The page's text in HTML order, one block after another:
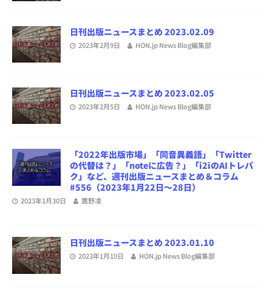
日刊出版ニュースまとめ 2023.02.09
2023年2月9日 HON.jp News Blog編集部
日刊出版ニュースまとめ 2023.02.05
2023年2月5日 HON.jp News Blog編集部
「2022年出版市場」「同音異義語」「Twitter
の代替は？」「noteに広告？」「i2iのAIトレパ
ク」など、週刊出版ニュースまとめ＆コラム
#556（2023年1月22日～28日）
2023年1月30日 鷹野凌
日刊出版ニュースまとめ 2023.01.10
2023年1月10日 HON.jp News Blog編集部